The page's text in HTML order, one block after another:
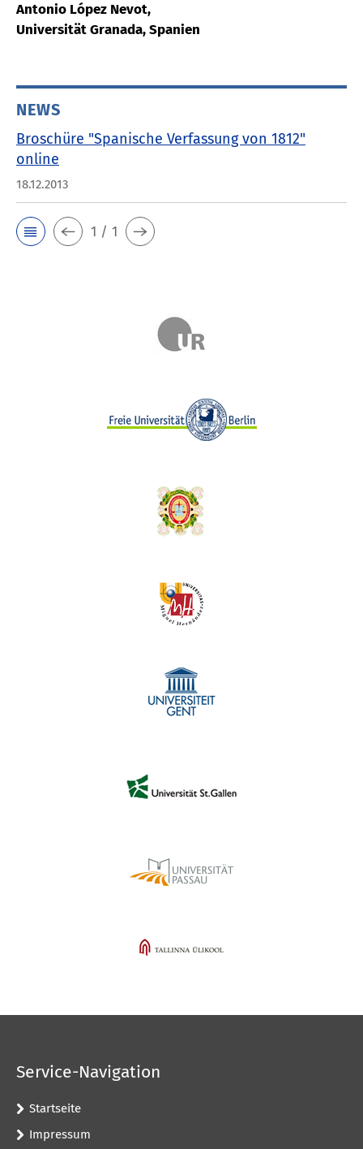
Antonio López Nevot,
Universität Granada, Spanien
NEWS
Broschüre "Spanische Verfassung von 1812"
online
18.12.2013
1 / 1
Service-Navigation
Startseite
Impressum